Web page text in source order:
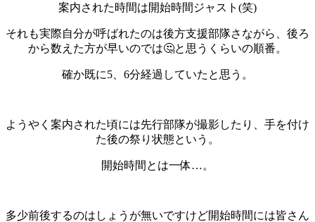
案内された時間は開始時間ジャスト(笑)
それも実際自分が呼ばれたのは後方支援部隊さながら、後ろ
から数えた方が早いのでは🤔と思うくらいの順番。
確か既に5、6分経過していたと思う。
ようやく案内された頃には先行部隊が撮影したり、手を付け
た後の祭り状態という。
開始時間とは一体…。
多少前後するのはしょうが無いですけど開始時間には皆さん